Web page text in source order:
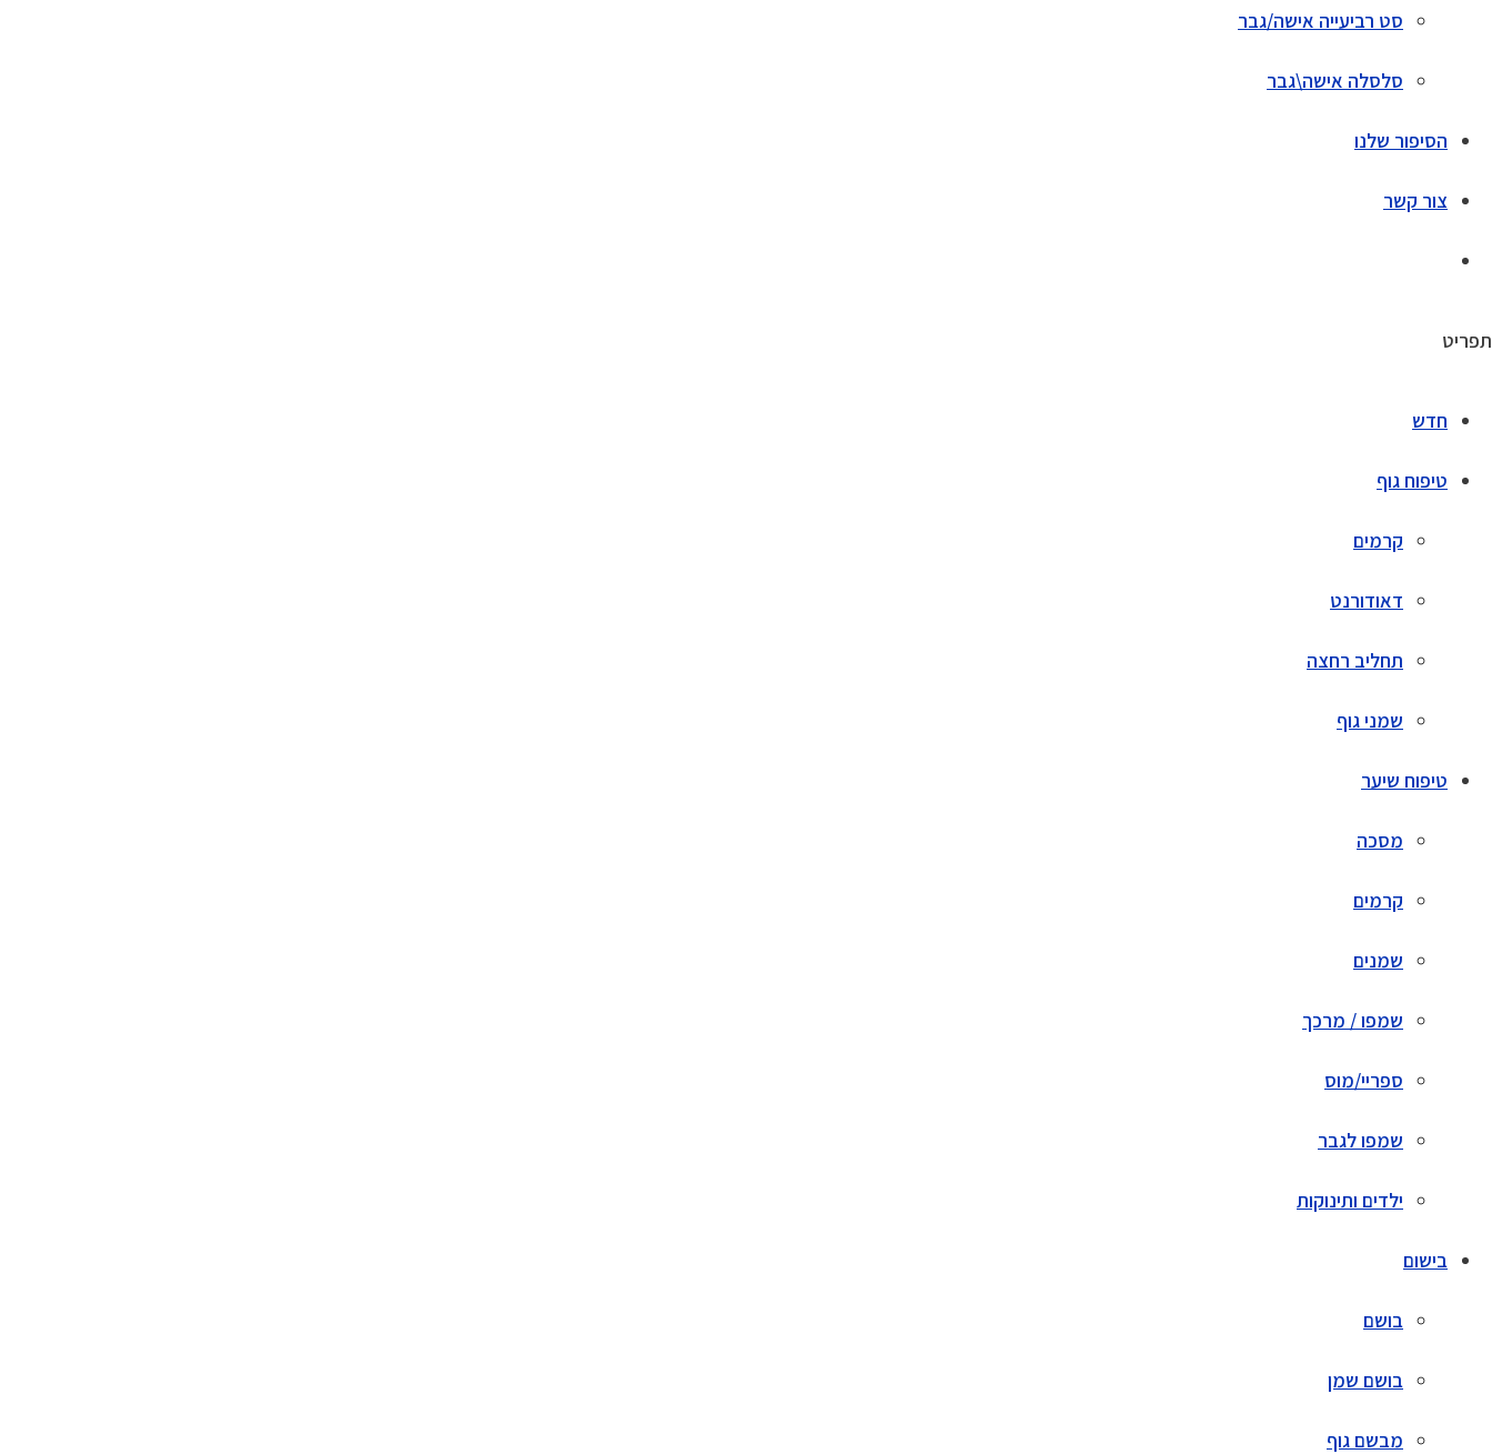
סט רביעייה אישה/גבר
סלסלה אישה\גבר
הסיפור שלנו
צור קשר
תפריט
חדש
טיפוח גוף
קרמים
דאודורנט
תחליב רחצה
שמני גוף
טיפוח שיער
מסכה
קרמים
שמנים
שמפו / מרכך
ספריי/מוס
שמפו לגבר
ילדים ותינוקות
בישום
בושם
בושם שמן
מבשם גוף